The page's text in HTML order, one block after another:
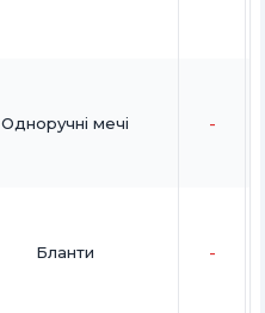
Одноручні мечі -
Бланти -